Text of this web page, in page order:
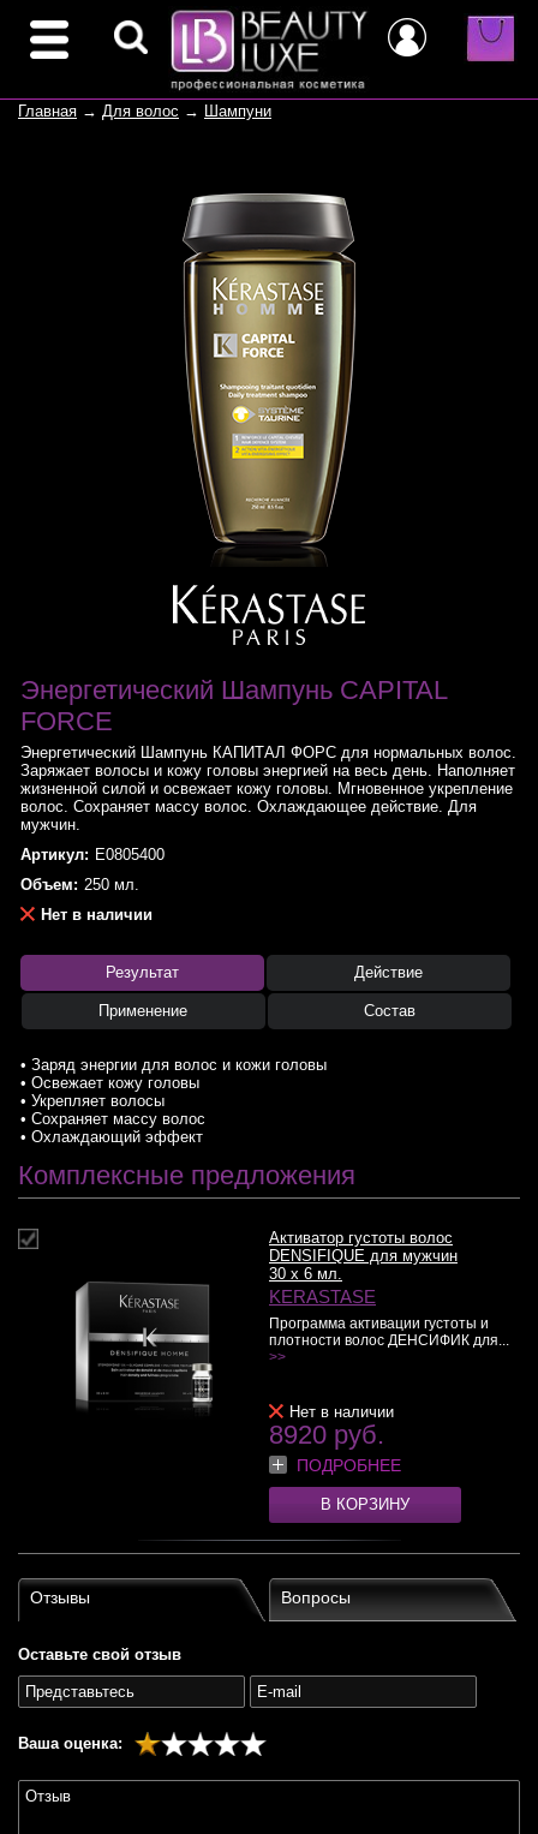
Главная → Для волос → Шампуни
Энергетический Шампунь CAPITAL
FORCE
Энергетический Шампунь КАПИТАЛ ФОРС для нормальных волос.
Заряжает волосы и кожу головы энергией на весь день. Наполняет
жизненной силой и освежает кожу головы. Мгновенное укрепление
волос. Сохраняет массу волос. Охлаждающее действие. Для
мужчин.
Артикул: E0805400
Объем: 250 мл.
Нет в наличии
Результат Действие
Применение Состав
• Заряд энергии для волос и кожи головы
• Освежает кожу головы
• Укрепляет волосы
• Сохраняет массу волос
• Охлаждающий эффект
Комплексные предложения
Активатор густоты волос
DENSIFIQUE для мужчин
30 x 6 мл.
KERASTASE
Программа активации густоты и
плотности волос ДЕНСИФИК для...
>>
Нет в наличии
8920 руб.
ПОДРОБНЕЕ
В КОРЗИНУ
Отзывы Вопросы
Оставьте свой отзыв
Ваша оценка: